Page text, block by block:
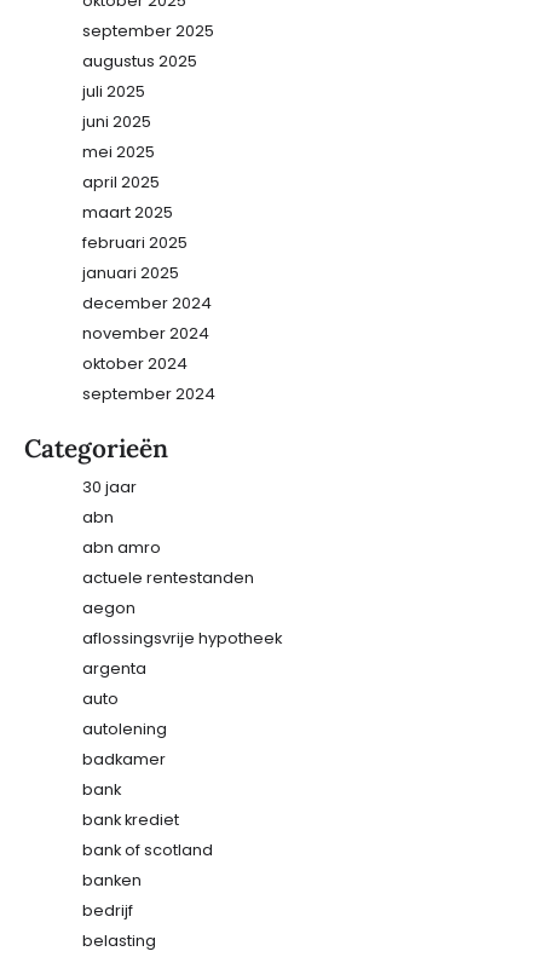
september 2025
augustus 2025
juli 2025
juni 2025
mei 2025
april 2025
maart 2025
februari 2025
januari 2025
december 2024
november 2024
oktober 2024
september 2024
Categorieën
30 jaar
abn
abn amro
actuele rentestanden
aegon
aflossingsvrije hypotheek
argenta
auto
autolening
badkamer
bank
bank krediet
bank of scotland
banken
bedrijf
belasting